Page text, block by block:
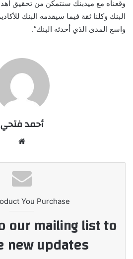
وقعناه مع ميدبنك سنتمكن من تحقيق
البنك وكلنا ثقة فيما سيقدمه البنك
واسع المدى الذي أحدثه البنك”.
أحمد فتحي
You Purchase
our mailing list to
new updates!